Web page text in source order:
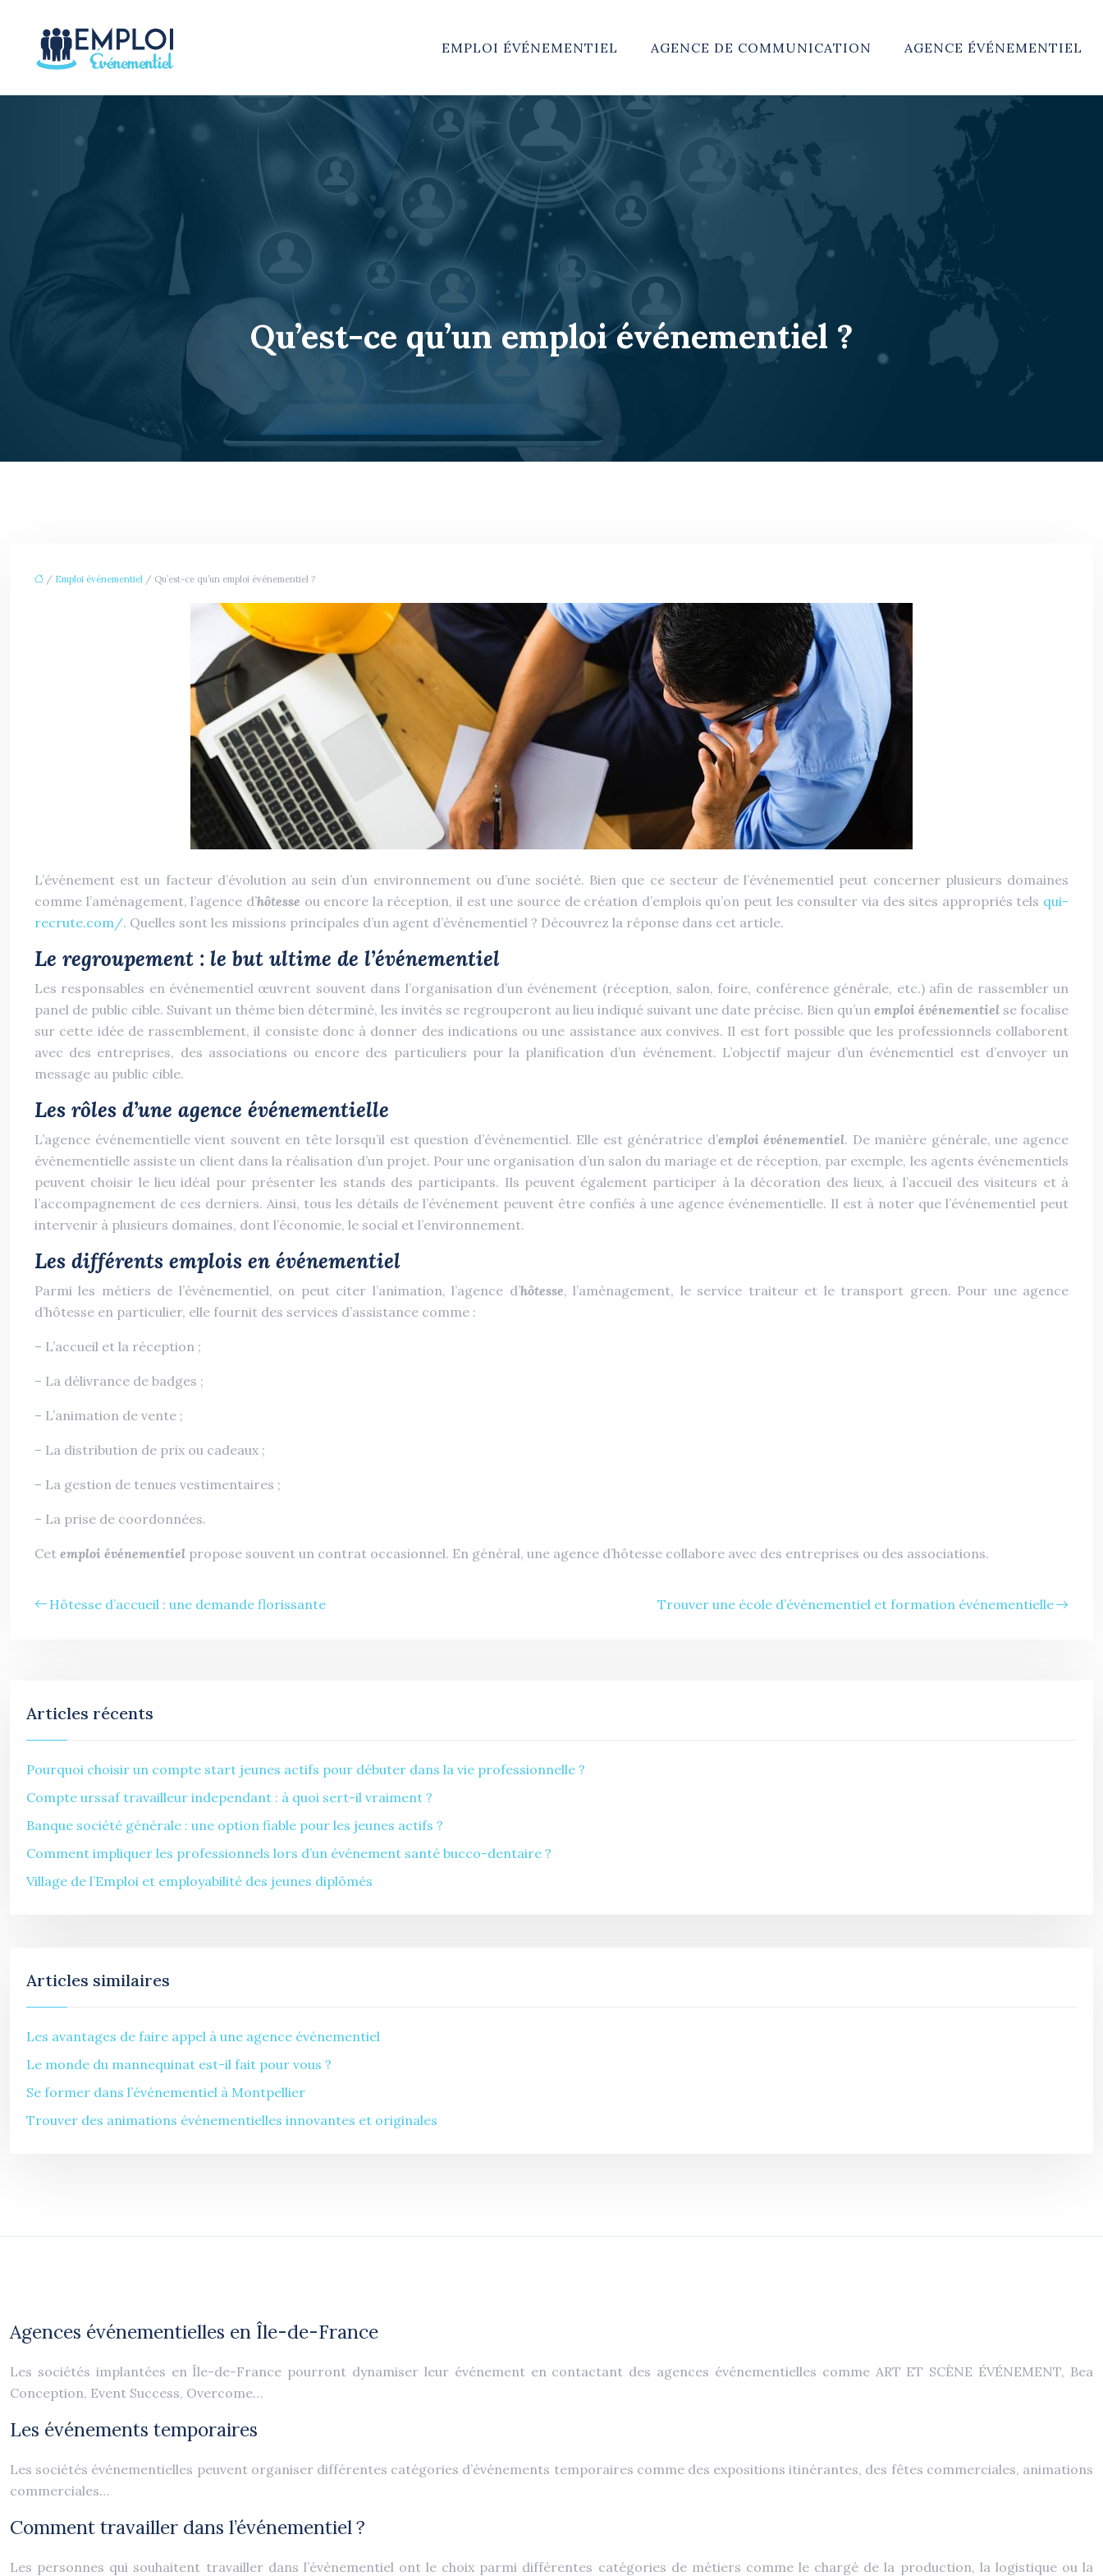
EMPLOI ÉVÉNEMENTIEL AGENCE DE COMMUNICATION AGENCE ÉVÉNEMENTIEL
Qu’est-ce qu’un emploi événementiel ?
/ Emploi événementiel / Qu’est-ce qu’un emploi événementiel ?
L’événement est un facteur d’évolution au sein d’un environnement ou d’une société. Bien que ce secteur de l’événementiel peut concerner plusieurs domaines
comme l’aménagement, l’agence d’hôtesse ou encore la réception, il est une source de création d’emplois qu’on peut les consulter via des sites appropriés tels qui-
recrute.com/. Quelles sont les missions principales d’un agent d’événementiel ? Découvrez la réponse dans cet article.
Le regroupement : le but ultime de l’événementiel
Les responsables en événementiel œuvrent souvent dans l’organisation d’un événement (réception, salon, foire, conférence générale, etc.) afin de rassembler un
panel de public cible. Suivant un thème bien déterminé, les invités se regrouperont au lieu indiqué suivant une date précise. Bien qu’un emploi événementiel se focalise
sur cette idée de rassemblement, il consiste donc à donner des indications ou une assistance aux convives. Il est fort possible que les professionnels collaborent
avec des entreprises, des associations ou encore des particuliers pour la planification d’un événement. L’objectif majeur d’un événementiel est d’envoyer un
message au public cible.
Les rôles d’une agence événementielle
L’agence événementielle vient souvent en tête lorsqu’il est question d’événementiel. Elle est génératrice d’emploi événementiel. De manière générale, une agence
événementielle assiste un client dans la réalisation d’un projet. Pour une organisation d’un salon du mariage et de réception, par exemple, les agents événementiels
peuvent choisir le lieu idéal pour présenter les stands des participants. Ils peuvent également participer à la décoration des lieux, à l’accueil des visiteurs et à
l’accompagnement de ces derniers. Ainsi, tous les détails de l’événement peuvent être confiés à une agence événementielle. Il est à noter que l’événementiel peut
intervenir à plusieurs domaines, dont l’économie, le social et l’environnement.
Les différents emplois en événementiel
Parmi les métiers de l’événementiel, on peut citer l’animation, l’agence d’hôtesse, l’aménagement, le service traiteur et le transport green. Pour une agence
d’hôtesse en particulier, elle fournit des services d’assistance comme :
– L’accueil et la réception ;
– La délivrance de badges ;
– L’animation de vente ;
– La distribution de prix ou cadeaux ;
– La gestion de tenues vestimentaires ;
– La prise de coordonnées.
Cet emploi événementiel propose souvent un contrat occasionnel. En général, une agence d’hôtesse collabore avec des entreprises ou des associations.
Hôtesse d’accueil : une demande florissante Trouver une école d’événementiel et formation événementielle
Articles récents
Pourquoi choisir un compte start jeunes actifs pour débuter dans la vie professionnelle ?
Compte urssaf travailleur independant : à quoi sert-il vraiment ?
Banque société générale : une option fiable pour les jeunes actifs ?
Comment impliquer les professionnels lors d’un événement santé bucco-dentaire ?
Village de l’Emploi et employabilité des jeunes diplômés
Articles similaires
Les avantages de faire appel à une agence événementiel
Le monde du mannequinat est-il fait pour vous ?
Se former dans l’événementiel à Montpellier
Trouver des animations événementielles innovantes et originales
Agences événementielles en Île-de-France
Les sociétés implantées en Île-de-France pourront dynamiser leur événement en contactant des agences événementielles comme ART ET SCÈNE ÉVÉNEMENT, Bea
Conception, Event Success, Overcome…
Les événements temporaires
Les sociétés événementielles peuvent organiser différentes catégories d’événements temporaires comme des expositions itinérantes, des fêtes commerciales, animations
commerciales…
Comment travailler dans l’événementiel ?
Les personnes qui souhaitent travailler dans l’événementiel ont le choix parmi différentes catégories de métiers comme le chargé de la production, la logistique ou la